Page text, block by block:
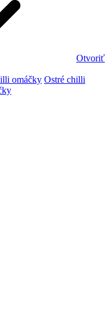
Otvoriť
omáčky Ostré chilli